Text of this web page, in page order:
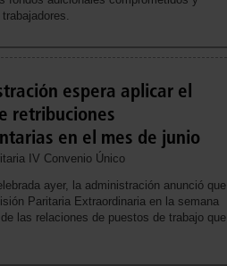
espera aplicar el
retribuciones
en el mes de junio
IV Convenio Único
ayer, la administración anunció que
Paritaria Extraordinaria en la semana
las relaciones de puestos de trabajo que